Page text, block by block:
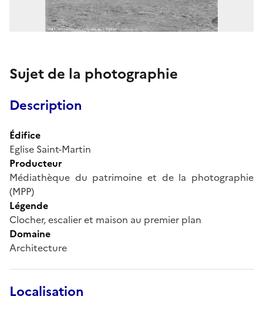
Sujet de la photographie
Description
Édifice
Eglise Saint-Martin
Producteur
Médiathèque du patrimoine et de la photographie
(MPP)
Légende
Clocher, escalier et maison au premier plan
Domaine
Architecture
Localisation